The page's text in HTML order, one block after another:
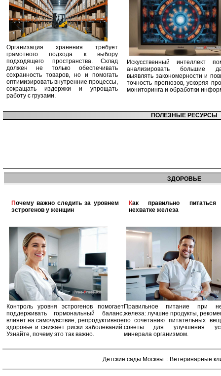
Организация хранения требует
грамотного подхода к выбору
подходящего пространства. Склад
должен не только обеспечивать
сохранность товаров, но и помогать
оптимизировать внутренние процессы,
сокращать издержки и упрощать
работу с грузами.
Искусственный интеллект
анализировать большие
выявлять закономерности и
точность прогнозов, ускоряя
мониторинга и обработки
ПОЛЕЗНЫЕ РЕСУРСЫ
ЗДОРОВЬЕ
Почему важно следить за уровнем
эстрогенов у женщин
Контроль уровня эстрогенов помогает
поддерживать гормональный баланс,
влияет на самочувствие, репродуктивное
здоровье и снижает риски заболеваний.
Узнайте, почему это так важно.
Как правильно питаться при
нехватке железа
Правильное питание при
железа: лучшие продукты,
по сочетанию питательных
советы для улучшения
минерала организмом.
Детские сады Москвы :: Ветеринарные